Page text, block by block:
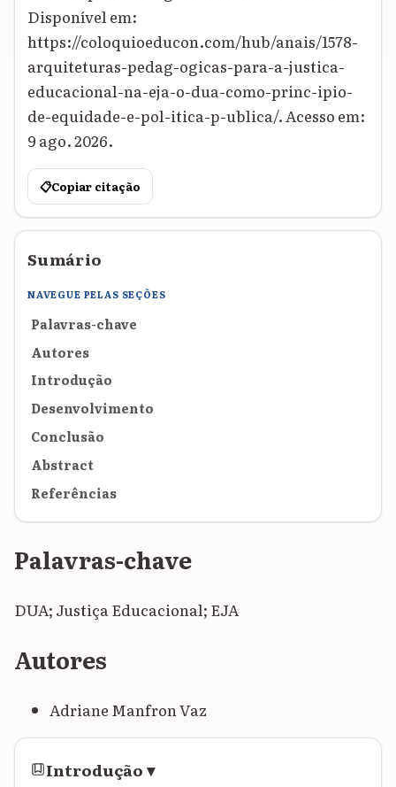
Disponível em:
https://coloquioeducon.com/hub/anais/1578-
arquiteturas-pedag-ogicas-para-a-justica-
educacional-na-eja-o-dua-como-princ-ipio-
de-equidade-e-pol-itica-p-ublica/. Acesso em:
9 ago. 2026.
📋Copiar citação
Sumário
NAVEGUE PELAS SEÇÕES
Palavras-chave
Autores
Introdução
Desenvolvimento
Conclusão
Abstract
Referências
Palavras-chave
DUA; Justiça Educacional; EJA
Autores
Adriane Manfron Vaz
Introdução▾